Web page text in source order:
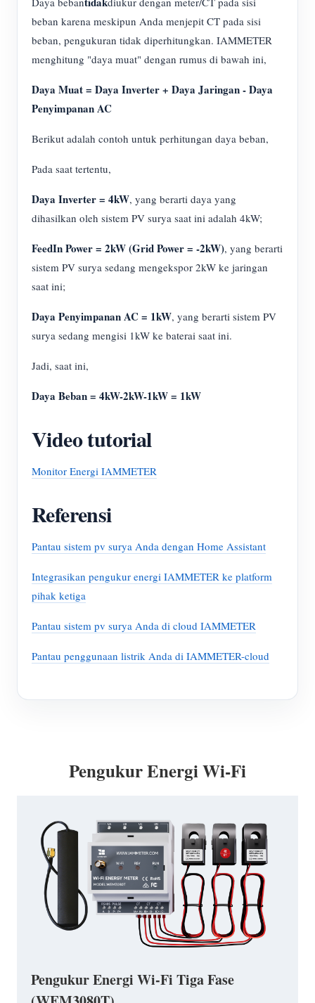
beban karena meskipun Anda menjepit CT pada sisi
beban, pengukuran tidak diperhitungkan. IAMMETER
menghitung "daya muat" dengan rumus di bawah ini,
Daya Muat = Daya Inverter + Daya Jaringan - Daya
Penyimpanan AC
Berikut adalah contoh untuk perhitungan daya beban,
Pada saat tertentu,
Daya Inverter = 4kW, yang berarti daya yang
dihasilkan oleh sistem PV surya saat ini adalah 4kW;
FeedIn Power = 2kW (Grid Power = -2kW), yang berarti
sistem PV surya sedang mengekspor 2kW ke jaringan
saat ini;
Daya Penyimpanan AC = 1kW, yang berarti sistem PV
surya sedang mengisi 1kW ke baterai saat ini.
Jadi, saat ini,
Daya Beban = 4kW-2kW-1kW = 1kW
Video tutorial
Monitor Energi IAMMETER
Referensi
Pantau sistem pv surya Anda dengan Home Assistant
Integrasikan pengukur energi IAMMETER ke platform
pihak ketiga
Pantau sistem pv surya Anda di cloud IAMMETER
Pantau penggunaan listrik Anda di IAMMETER-cloud
Pengukur Energi Wi-Fi
Pengukur Energi Wi-Fi Tiga Fase